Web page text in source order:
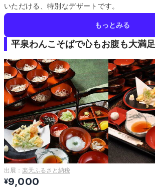
いただける、特別なデザートです。
もっとみる
平泉わんこそばで心もお腹も大満足
出展： 楽天ふるさと納税
¥9,000